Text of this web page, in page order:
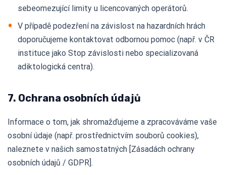
sebeomezující limity u licencovaných operátorů.
V případě podezření na závislost na hazardních hrách
doporučujeme kontaktovat odbornou pomoc (např. v ČR
instituce jako Stop závislosti nebo specializovaná
adiktologická centra).
7. Ochrana osobních údajů
Informace o tom, jak shromažďujeme a zpracováváme vaše
osobní údaje (např. prostřednictvím souborů cookies),
naleznete v našich samostatných [Zásadách ochrany
osobních údajů / GDPR].